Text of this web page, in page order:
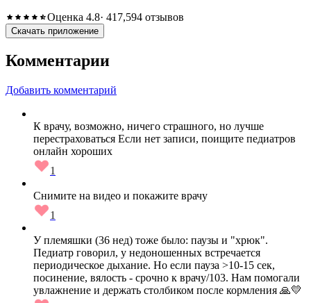
Оценка 4.8· 417,594 отзывов
Скачать приложение
Комментарии
Добавить комментарий
К врачу, возможно, ничего страшного, но лучше
перестраховаться Если нет записи, поищите педиатров
онлайн хороших
1
Снимите на видео и покажите врачу
1
У племяшки (36 нед) тоже было: паузы и "хрюк".
Педиатр говорил, у недоношенных встречается
периодическое дыхание. Но если пауза >10-15 сек,
посинение, вялость - срочно к врачу/103. Нам помогали
увлажнение и держать столбиком после кормления 🙏💛